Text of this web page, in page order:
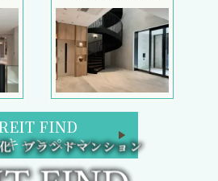
FIND
キャンペーン